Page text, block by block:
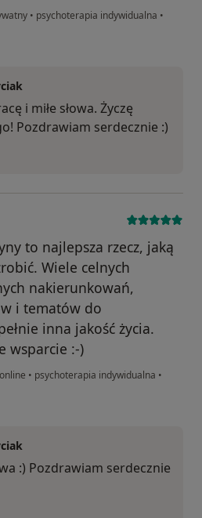
• psychoterapia indywidualna •
usunięte
i miłe słowa. Życzę
Pozdrawiam serdecznie :)
to najlepsza rzecz, jaką
Wiele celnych
nakierunkowań,
i tematów do
inna jakość życia.
wsparcie :-)
• psychoterapia indywidualna •
:) Pozdrawiam serdecznie